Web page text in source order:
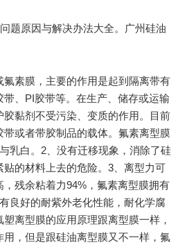
题原因与解决办法大全。广州硅油
素膜，主要的作用是起到隔离带有
、PI胶带等。在生产、储存或运输
黏剂不受污染、变质的作用。目前
带或者带胶制品的载体。氟素离型膜
乳白。2、没有迁移现象，消除了硅
的材料上去的危险。3、离型力可
残余粘着力94%，氟素离型膜拥有
良好的耐紫外老化性能，耐化学腐
离型膜的应用原理跟离型膜一样，
用，但是跟硅油离型膜又不一样，氟